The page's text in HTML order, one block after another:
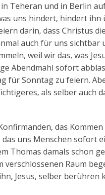
Teheran und in Berlin
uns hindert, hindert ihn
darin, dass Christus
auch für uns
weil wir das, was
Abendmahl sofort
für Sonntag zu feiern.
als selber auch
das
das uns Menschen
Thomas damals schon
Raum
Jesus, selber